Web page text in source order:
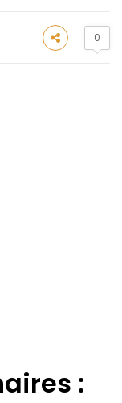
0
: